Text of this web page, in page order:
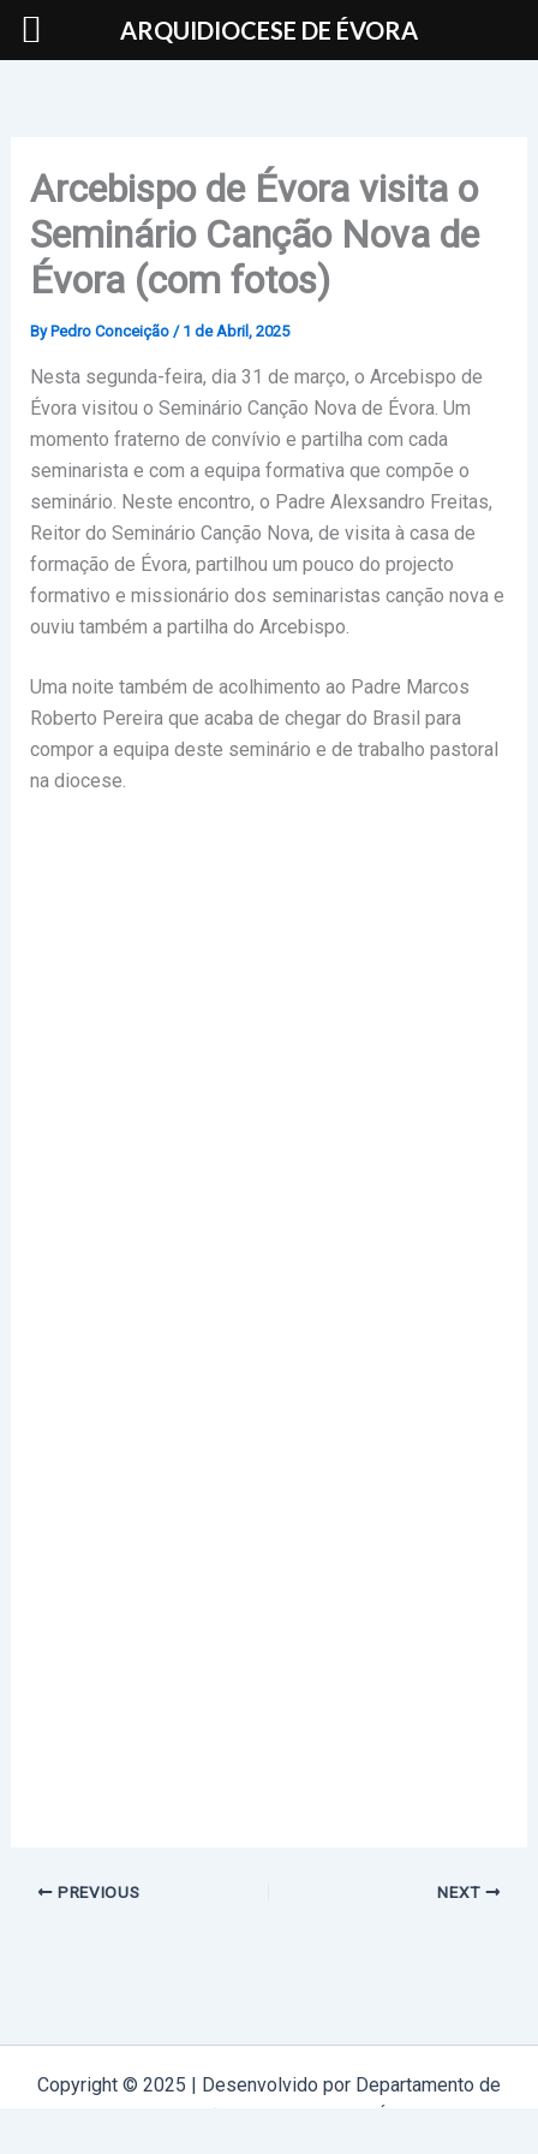
Skip
Arcebispo de Évora visita o
Seminário Canção Nova de
Évora (com fotos)
By Pedro Conceição / 1 de Abril, 2025
Nesta segunda-feira, dia 31 de março, o Arcebispo de
Évora visitou o Seminário Canção Nova de Évora. Um
momento fraterno de convívio e partilha com cada
seminarista e com a equipa formativa que compõe o
seminário. Neste encontro, o Padre Alexsandro Freitas,
Reitor do Seminário Canção Nova, de visita à casa de
formação de Évora, partilhou um pouco do projecto
formativo e missionário dos seminaristas canção nova e
ouviu também a partilha do Arcebispo.
Uma noite também de acolhimento ao Padre Marcos
Roberto Pereira que acaba de chegar do Brasil para
compor a equipa deste seminário e de trabalho pastoral
na diocese.
PREVIOUS NEXT
Copyright © 2025 | Desenvolvido por Departamento de
ARQUIDIOCESE DE ÉVORA